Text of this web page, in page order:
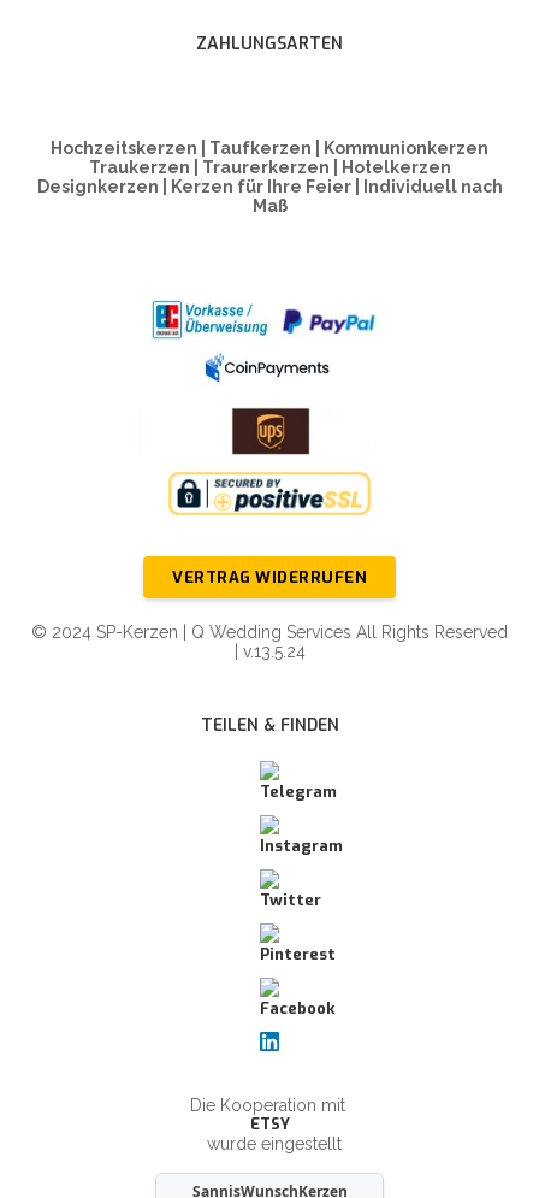
ZAHLUNGSARTEN
Hochzeitskerzen | Taufkerzen | Kommunionkerzen
Traukerzen | Traurerkerzen | Hotelkerzen
Designkerzen | Kerzen für Ihre Feier | Individuell nach
Maß
VERTRAG WIDERRUFEN
© 2024 SP-Kerzen | Q Wedding Services All Rights Reserved
| v.13.5.24
TEILEN & FINDEN
Die Kooperation mit
ETSY
wurde eingestellt
SannisWunschKerzen